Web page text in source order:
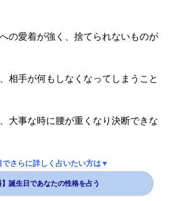
の愛着が強く、捨てられないものが
相手が何もしなくなってしまうこと
大事な時に腰が重くなり決断できな
さらに詳しく占いたい方は▼
】誕生日であなたの性格を占う